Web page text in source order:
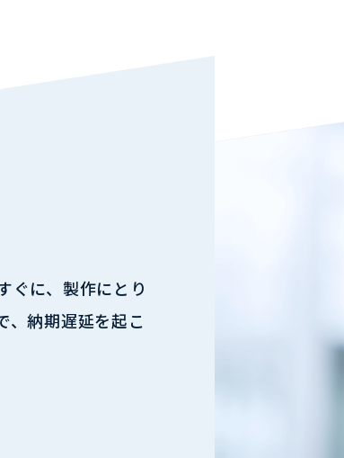
ぐに、製作にとり
、納期遅延を起こ